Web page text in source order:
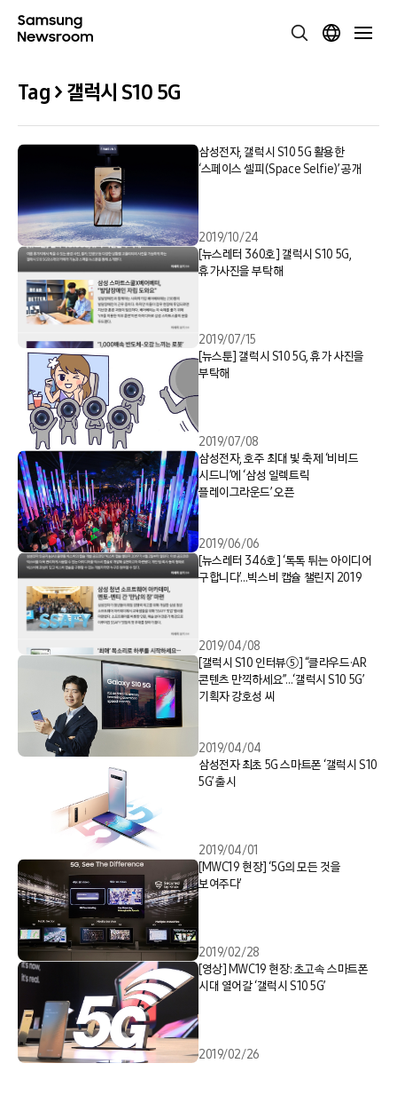
Tag > 갤럭시 S10 5G
삼성전자, 갤럭시 S10 5G 활용한
‘스페이스 셀피(Space Selfie)’ 공개
2019/10/24
[뉴스레터 360호] 갤럭시 S10 5G,
휴가사진을 부탁해
2019/07/15
[뉴스툰] 갤럭시 S10 5G, 휴가 사진을
부탁해
2019/07/08
삼성전자, 호주 최대 빛 축제 ‘비비드
시드니’에 ‘삼성 일렉트릭
플레이그라운드’ 오픈
2019/06/06
[뉴스레터 346호] ‘톡톡 튀는 아이디어
구합니다’…빅스비 캡슐 챌린지 2019
2019/04/08
[갤럭시 S10 인터뷰⑤] “클라우드·AR
콘텐츠 만끽하세요”…‘갤럭시 S10 5G’
기획자 강호성 씨
2019/04/04
삼성전자 최초 5G 스마트폰 ‘갤럭시 S10
5G’ 출시
2019/04/01
[MWC19 현장] ‘5G의 모든 것을
보여주다’
2019/02/28
[영상] MWC19 현장: 초고속 스마트폰
시대 열어갈 ‘갤럭시 S10 5G’
2019/02/26